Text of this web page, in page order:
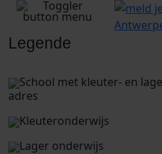
Legende
School met kleuter- en
adres
Kleuteronderwijs
Lager onderwijs